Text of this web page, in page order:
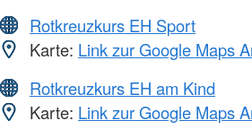
Rotkreuzkurs EH Sport
Karte: Link zur Google Maps
Rotkreuzkurs EH am Kind
Karte: Link zur Google Maps